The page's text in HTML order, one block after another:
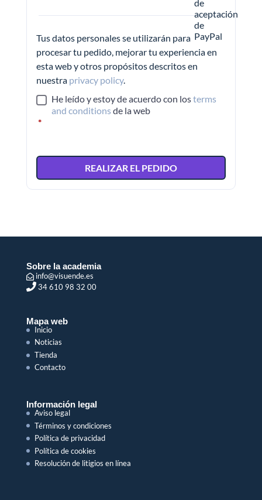
Tus datos personales se utilizarán para
procesar tu pedido, mejorar tu experiencia en
esta web y otros propósitos descritos en
nuestra privacy policy.
He leído y estoy de acuerdo con losterms
and conditionsde la web
*
REALIZAR EL PEDIDO
Sobre la academia
info@visuende.es
34 610 98 32 00
Mapa web
Inicio
Noticias
Tienda
Contacto
Información legal
Aviso legal
Términos y condiciones
Política de privacidad
Política de cookies
Resolución de litigios en línea